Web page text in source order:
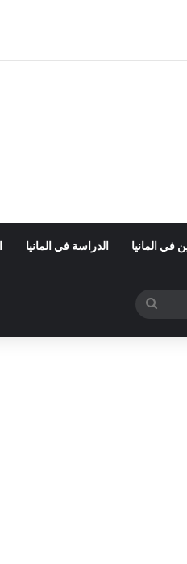
في المانيا الدراسة في المانيا